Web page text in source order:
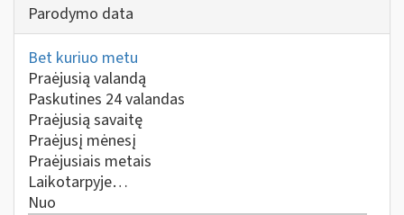
Parodymo data
Bet kuriuo metu
Praėjusią valandą
Paskutines 24 valandas
Praėjusią savaitę
Praėjusį mėnesį
Praėjusiais metais
Laikotarpyje…
Nuo